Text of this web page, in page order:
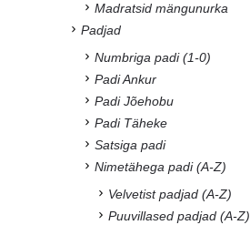
Madratsid mängunurka
Padjad
Numbriga padi (1-0)
Padi Ankur
Padi Jõehobu
Padi Täheke
Satsiga padi
Nimetähega padi (A-Z)
Velvetist padjad (A-Z)
Puuvillased padjad (A-Z)